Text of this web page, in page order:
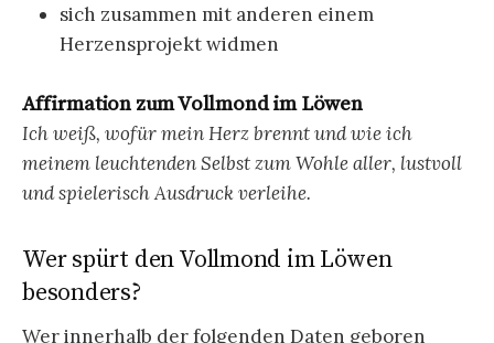
sich zusammen mit anderen einem
Herzensprojekt widmen
Affirmation zum Vollmond im Löwen
Ich weiß, wofür mein Herz brennt und wie ich
meinem leuchtenden Selbst zum Wohle aller, lustvoll
und spielerisch Ausdruck verleihe.
Wer spürt den Vollmond im Löwen
besonders?
Wer innerhalb der folgenden Daten geboren